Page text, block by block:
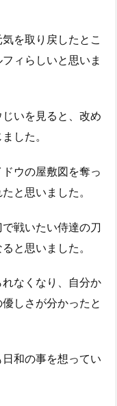
を取り戻したとこ
ィらしいと思いま
いを見ると、改め
した。
ウの屋敷図を奪っ
と思いました。
戦いたい侍達の刀
と思いました。
なくなり、自分か
しさが分かったと
和の事を想ってい